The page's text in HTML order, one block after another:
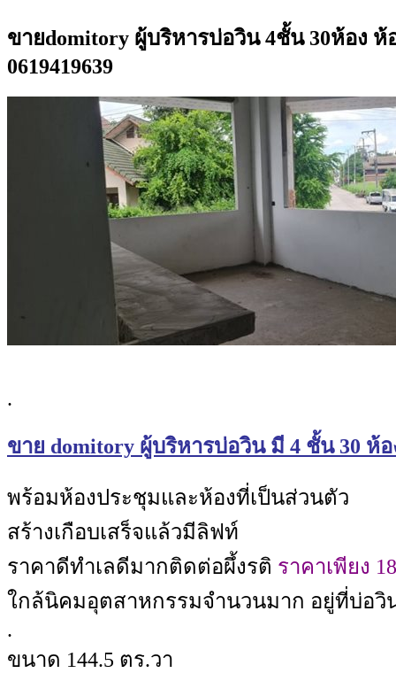
ขายdomitory ผู้บริหารบ่อวิน 4ชั้น 30ห้อง
0619419639
.
ขาย domitory ผู้บริหารบ่อวิน มี 4 ชั้น 30 ห้อ
พร้อมห้องประชุมและห้องที่เป็นส่วนตัว
สร้างเกือบเสร็จแล้วมีลิฟท์
ราคาดีทำเลดีมากติดต่อผึ้งรติ ราคาเพียง
ใกล้นิคมอุตสาหกรรมจำนวนมาก อยู่ที่บ่อวิ
.
ขนาด 144.5 ตร.วา